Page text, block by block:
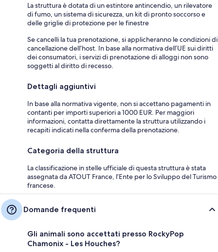
La struttura è dotata di un estintore antincendio, un rilevatore
di fumo, un sistema di sicurezza, un kit di pronto soccorso e
delle griglie di protezione per le finestre
Se cancelli la tua prenotazione, si applicheranno le condizioni di
cancellazione dell’host. In base alla normativa dell’UE sui diritti
dei consumatori, i servizi di prenotazione di alloggi non sono
soggetti al diritto di recesso.
Dettagli aggiuntivi
In base alla normativa vigente, non si accettano pagamenti in
contanti per importi superiori a 1000 EUR. Per maggiori
informazioni, contatta direttamente la struttura utilizzando i
recapiti indicati nella conferma della prenotazione.
Categoria della struttura
La classificazione in stelle ufficiale di questa struttura è stata
assegnata da ATOUT France, l’Ente per lo Sviluppo del Turismo
francese.
Domande frequenti
Gli animali sono accettati presso RockyPop
Chamonix - Les Houches?